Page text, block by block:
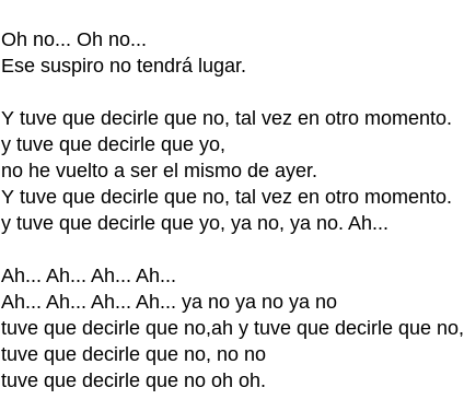
Oh no... Oh no...
Ese suspiro no tendrá lugar.
Y tuve que decirle que no, tal vez en otro momento.
y tuve que decirle que yo,
no he vuelto a ser el mismo de ayer.
Y tuve que decirle que no, tal vez en otro momento.
y tuve que decirle que yo, ya no, ya no. Ah...
Ah... Ah... Ah... Ah...
Ah... Ah... Ah... Ah... ya no ya no ya no
tuve que decirle que no,ah y tuve que decirle que no,
tuve que decirle que no, no no
tuve que decirle que no oh oh.